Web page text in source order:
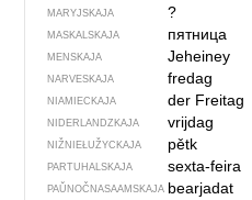
MARYJSKAJA ?
MASKALSKAJA пятница
MENSKAJA Jeheiney
NARVESKAJA fredag
NIAMIECKAJA der Freitag
NIDERLANDZKAJA vrijdag
NIŽNIEŁUŽYCKAJA pětk
PARTUHALSKAJA sexta-feira
PAŬNOČ­NA­SA­AM­SKAJA bearjadat